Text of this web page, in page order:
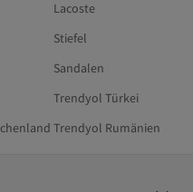
Lacoste
Stiefel
Sandalen
Trendyol Türkei
Trendyol Rumänien